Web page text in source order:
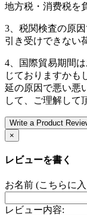
地方税・消费税を
3、税関検査の原
引き受けできない
4、国際貿易期間
じておりますかも
延の原因で悪い悪
して、ご理解して
Write a Product
×
レビューを書く
お名前 (こちらに
レビュー内容: